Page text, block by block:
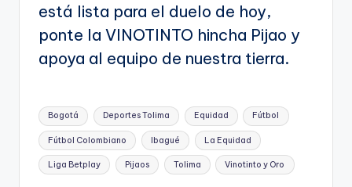
está lista para el duelo de hoy,
ponte la VINOTINTO hincha Pijao y
apoya al equipo de nuestra tierra.
Etiquetas:
Bogotá Deportes Tolima Equidad Fútbol
Fútbol Colombiano Ibagué La Equidad
Liga Betplay Pijaos Tolima Vinotinto y Oro